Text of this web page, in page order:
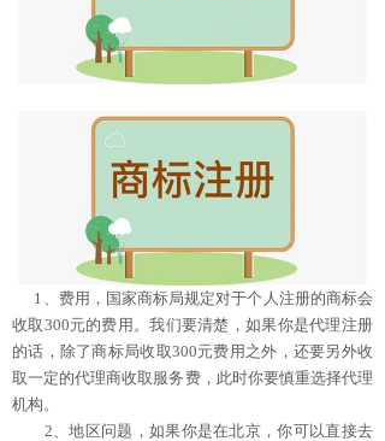
1、费用，国家商标局规定对于个人注册的商标会
收取300元的费用。我们要清楚，如果你是代理注册
的话，除了商标局收取300元费用之外，还要另外收
取一定的代理商收取服务费，此时你要慎重选择代理
机构。
2、地区问题，如果你是在北京，你可以直接去